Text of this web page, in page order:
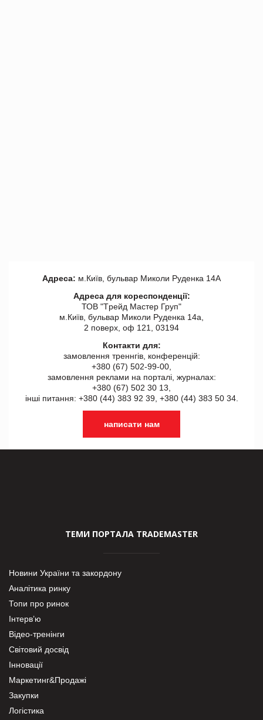
Адреса: м.Київ, бульвар Миколи Руденка 14А
Адреса для кореспонденції:
ТОВ "Tрейд Мастер Груп"
м.Київ, бульвар Миколи Руденка 14а,
2 поверх, оф 121, 03194
Контакти для:
замовлення треннгів, конференцій:
+380 (67) 502-99-00,
замовлення реклами на порталі, журналах:
+380 (67) 502 30 13,
інші питання: +380 (44) 383 92 39, +380 (44) 383 50 34.
написати нам
ТЕМИ ПОРТАЛА TRADEMASTER
Новини України та закордону
Аналітика ринку
Топи про ринок
Інтерв’ю
Відео-тренінги
Світовий досвід
Інновації
Маркетинг&Продажі
Закупки
Логістика